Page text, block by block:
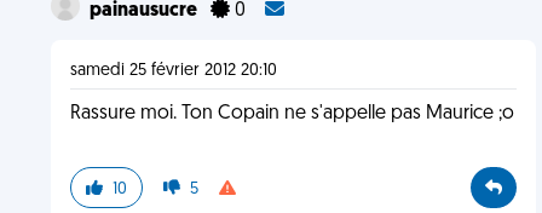
painausucre 0
samedi 25 février 2012 20:10
Rassure moi. Ton Copain ne s'appelle pas Maurice ;o
10 5